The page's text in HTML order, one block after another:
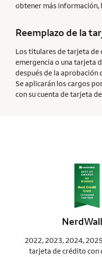
obtener más
Reemplazo de la
Los titulares de tarjeta de
emergencia o una tarjeta
después de la aprobación
Se aplicarán los cargos
con su cuenta de tarjeta
2022, 2023, 2024,
tarjeta de crédito con